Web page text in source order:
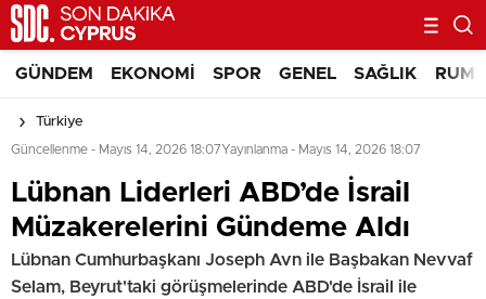
GÜNDEM EKONOMI SPOR GENEL SAĞLIK RUM
Türkiye
Güncellenme - Mayıs 14, 2026 18:07Yayınlanma - Mayıs 14, 2026 18:07
Lübnan Liderleri ABD’de İsrail
Müzakerelerini Gündeme Aldı
Lübnan Cumhurbaşkanı Joseph Avn ile Başbakan Nevvaf
Selam, Beyrut'taki görüşmelerinde ABD'de İsrail ile